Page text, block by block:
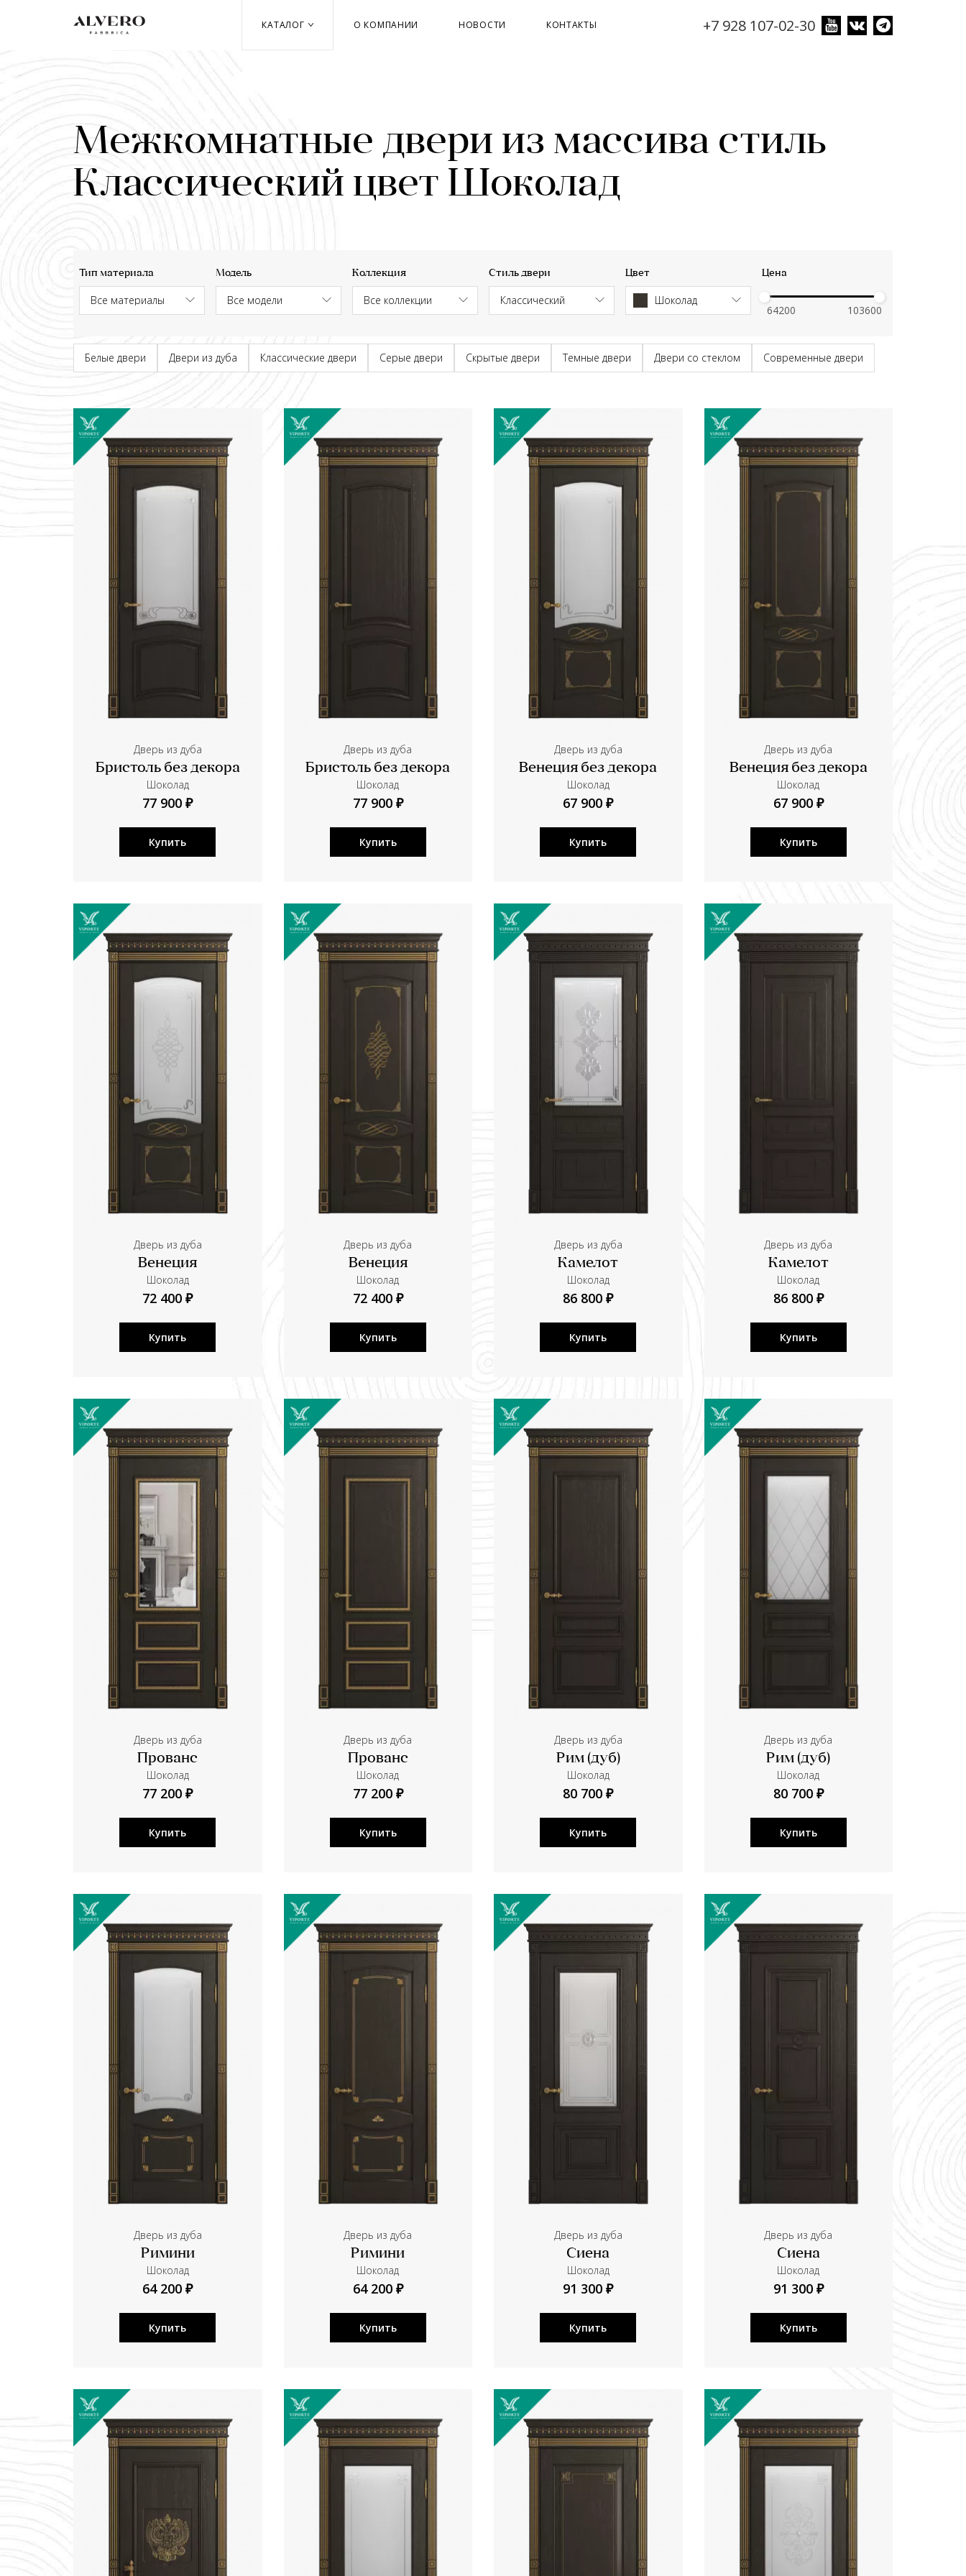
+7 928 107-02-30
КАТАЛОГ О КОМПАНИИ НОВОСТИ КОНТАКТЫ
Межкомнатные двери из массива стиль
Классический цвет Шоколад
Тип материала Модель Коллекция Стиль двери Цвет
Шоколад
Цена
Белые двери Двери из дуба Классические двери Серые двери Скрытые двери Темные двери Двери со стеклом Современные двери
Дверь из дуба
Бристоль без декора
Шоколад
77 900 ₽
Купить
Дверь из дуба
Бристоль без декора
Шоколад
77 900 ₽
Купить
Дверь из дуба
Венеция без декора
Шоколад
67 900 ₽
Купить
Дверь из дуба
Венеция без декора
Шоколад
67 900 ₽
Купить
Дверь из дуба
Венеция
Шоколад
72 400 ₽
Купить
Дверь из дуба
Венеция
Шоколад
72 400 ₽
Купить
Дверь из дуба
Камелот
Шоколад
86 800 ₽
Купить
Дверь из дуба
Камелот
Шоколад
86 800 ₽
Купить
Дверь из дуба
Прованс
Шоколад
77 200 ₽
Купить
Дверь из дуба
Прованс
Шоколад
77 200 ₽
Купить
Дверь из дуба
Рим (дуб)
Шоколад
80 700 ₽
Купить
Дверь из дуба
Рим (дуб)
Шоколад
80 700 ₽
Купить
Дверь из дуба
Римини
Шоколад
64 200 ₽
Купить
Дверь из дуба
Римини
Шоколад
64 200 ₽
Купить
Дверь из дуба
Сиена
Шоколад
91 300 ₽
Купить
Дверь из дуба
Сиена
Шоколад
91 300 ₽
Купить